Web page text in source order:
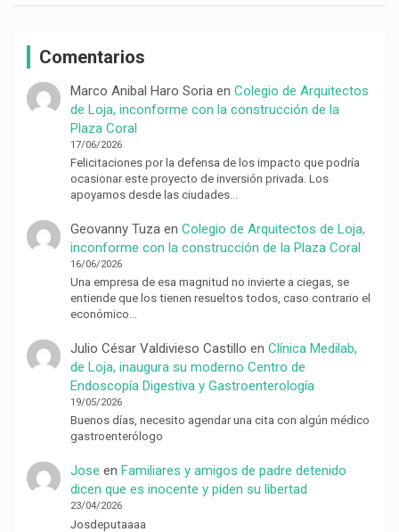
Comentarios
Marco Anibal Haro Soria en Colegio de Arquitectos
de Loja, inconforme con la construcción de la
Plaza Coral
17/06/2026
Felicitaciones por la defensa de los impacto que podría
ocasionar este proyecto de inversión privada. Los
apoyamos desde las ciudades…
Geovanny Tuzaen Colegio de Arquitectos de Loja,
inconforme con la construcción de la Plaza Coral
16/06/2026
Una empresa de esa magnitud no invierte a ciegas, se
entiende que los tienen resueltos todos, caso contrario el
económico…
Julio César Valdivieso Castillo en Clínica Medilab,
de Loja, inaugura su moderno Centro de
Endoscopía Digestiva y Gastroenterología
19/05/2026
Buenos días, necesito agendar una cita con algún médico
gastroenterólogo
Jose en Familiares y amigos de padre detenido
dicen que es inocente y piden su libertad
23/04/2026
Josdeputaaaa